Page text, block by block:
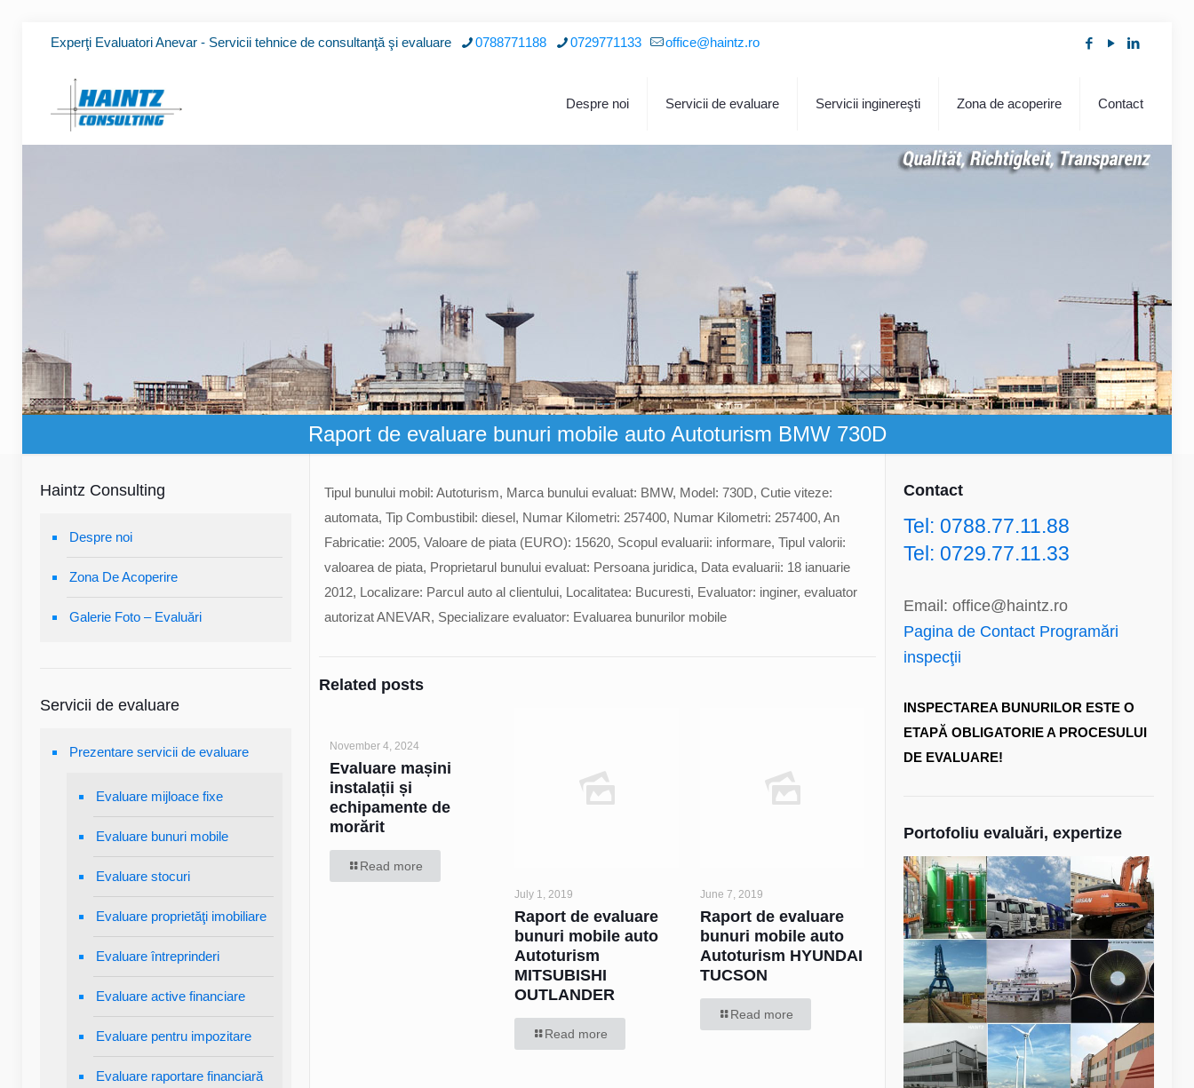
Experţi Evaluatori Anevar - Servicii tehnice de consultanţă şi evaluare 0788771188 0729771133 office@haintz.ro
Despre noi Servicii de evaluare Servicii inginereşti Zona de acoperire Contact
Raport de evaluare bunuri mobile auto Autoturism BMW 730D
Tipul bunului mobil: Autoturism, Marca bunului evaluat: BMW, Model: 730D, Cutie viteze:
automata, Tip Combustibil: diesel, Numar Kilometri: 257400, Numar Kilometri: 257400, An
Fabricatie: 2005, Valoare de piata (EURO): 15620, Scopul evaluarii: informare, Tipul valorii:
valoarea de piata, Proprietarul bunului evaluat: Persoana juridica, Data evaluarii: 18 ianuarie
2012, Localizare: Parcul auto al clientului, Localitatea: Bucuresti, Evaluator: inginer, evaluator
autorizat ANEVAR, Specializare evaluator: Evaluarea bunurilor mobile
Related posts
November 4, 2024
Evaluare mașini
instalații și
echipamente de
morărit
Read more
July 1, 2019
Raport de evaluare
bunuri mobile auto
Autoturism
MITSUBISHI
OUTLANDER
Read more
June 7, 2019
Raport de evaluare
bunuri mobile auto
Autoturism HYUNDAI
TUCSON
Read more
Haintz Consulting
Despre noi
Zona De Acoperire
Galerie Foto – Evaluări
Servicii de evaluare
Prezentare servicii de evaluare
Evaluare mijloace fixe
Evaluare bunuri mobile
Evaluare stocuri
Evaluare proprietăţi imobiliare
Evaluare întreprinderi
Evaluare active financiare
Evaluare pentru impozitare
Evaluare raportare financiară
Contact
Tel: 0788.77.11.88
Tel: 0729.77.11.33
Email: office@haintz.ro
Pagina de Contact Programări
inspecţii
INSPECTAREA BUNURILOR ESTE O
ETAPĂ OBLIGATORIE A PROCESULUI
DE EVALUARE!
Portofoliu evaluări, expertize